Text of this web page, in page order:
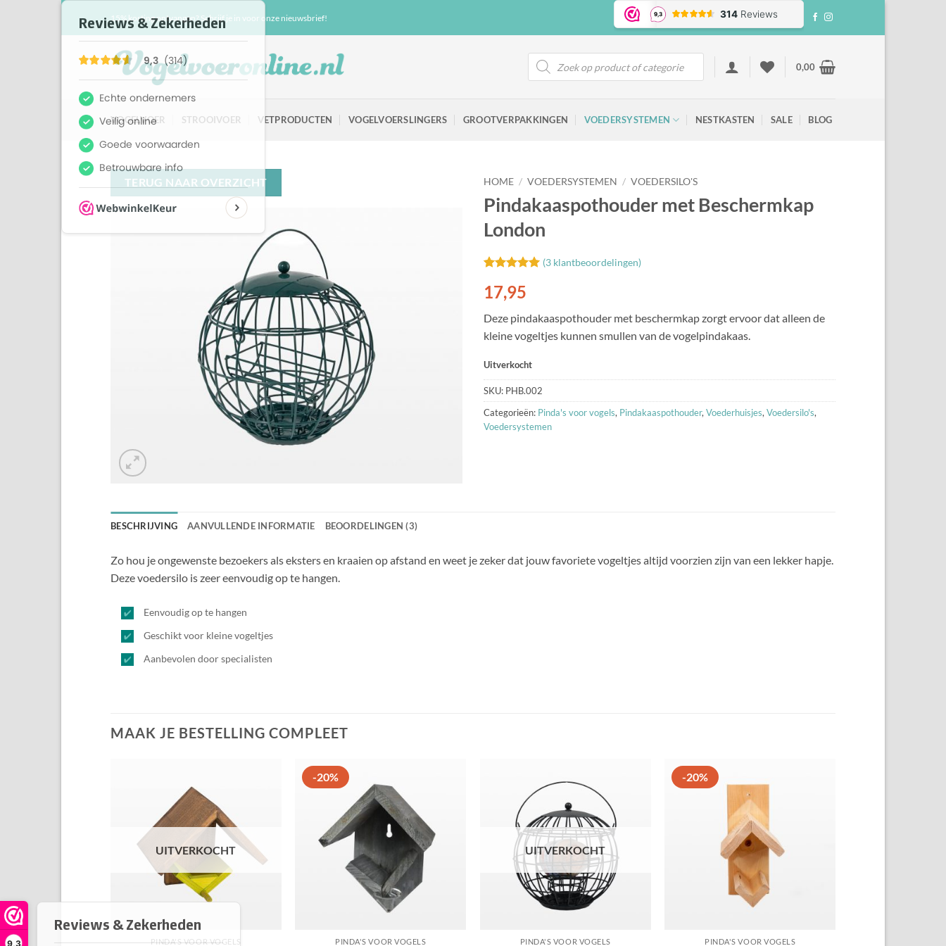
9,3
Ga
naar
inhoud
15% korting ontvangen? Schrijf je in voor onze nieuwsbrief!
Producten
zoeken
0,00
VOGELVOER STROOIVOER VETPRODUCTEN VOGELVOERSLINGERS GROOTVERPAKKINGEN VOEDERSYSTEMEN NESTKASTEN SALE BLOG
TERUG NAAR OVERZICHT HOME / VOEDERSYSTEMEN / VOEDERSILO'S
Pindakaaspothouder met Beschermkap
London
5 op 5
gebaseerd
op
klant
waarderingen
(3klantbeoordelingen)
17,95
Deze pindakaaspothouder met beschermkap zorgt ervoor dat alleen de
kleine vogeltjes kunnen smullen van de vogelpindakaas.
Uitverkocht
SKU: PHB.002
Categorieën: Pinda's voor vogels, Pindakaaspothouder, Voederhuisjes, Voedersilo's,
Voedersystemen
BESCHRIJVING AANVULLENDE INFORMATIE BEOORDELINGEN (3)
Zo hou je ongewenste bezoekers als eksters en kraaien op afstand en weet je zeker dat jouw favoriete vogeltjes altijd voorzien zijn van een lekker hapje.
Deze voedersilo is zeer eenvoudig op te hangen.
Eenvoudig op te hangen
Geschikt voor kleine vogeltjes
Aanbevolen door specialisten
MAAK JE BESTELLING COMPLEET
UITVERKOCHT
PINDA'S VOOR VOGELS
-20%
favorieten
PINDA'S VOOR VOGELS
Toevoegen
favorieten
UITVERKOCHT
PINDA'S VOOR VOGELS
-20%
PINDA'S VOOR VOGELS